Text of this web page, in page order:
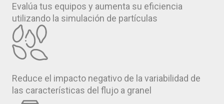
Evalúa tus equipos y aumenta su eficiencia
utilizando la simulación de partículas
Reduce el impacto negativo de la variabilidad de
las características del flujo a granel